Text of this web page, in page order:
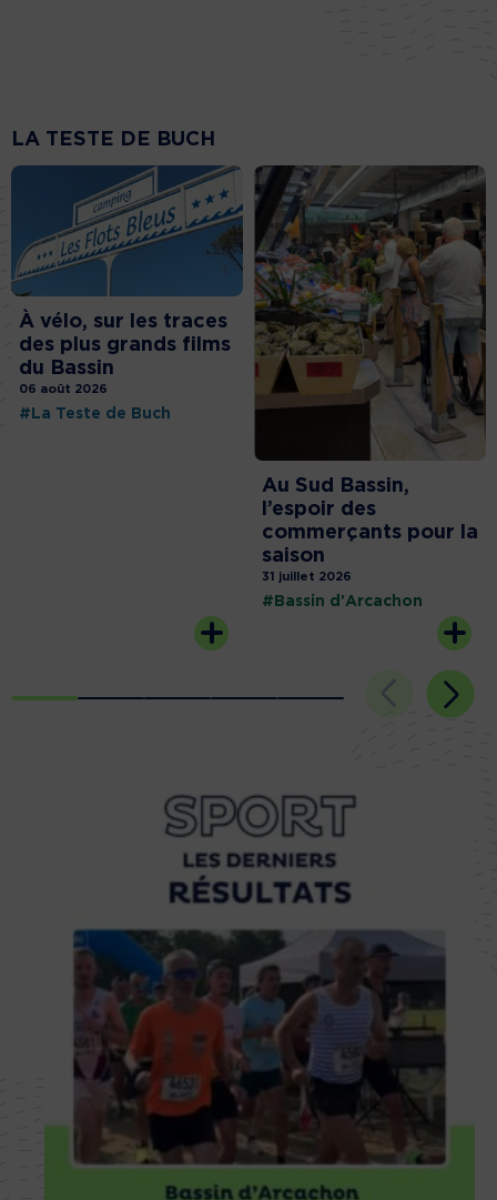
LA TESTE DE BUCH
À vélo, sur les traces
des plus grands films
du Bassin
06 août 2026
#La Teste de Buch
Au Sud Bassin,
l’espoir des
commerçants pour la
saison
31 juillet 2026
#Bassin d'Arcachon